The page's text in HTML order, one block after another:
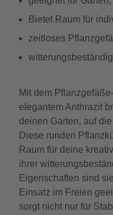
Bietet Raum für
zeitloses
witterungsbeständig
Mit dem
elegantem Anthrazit
deinen Garten, auf
Diese runden
Raum für deine
ihrer
Eigenschaften sind
Einsatz im Freien
sorgt nicht nur für